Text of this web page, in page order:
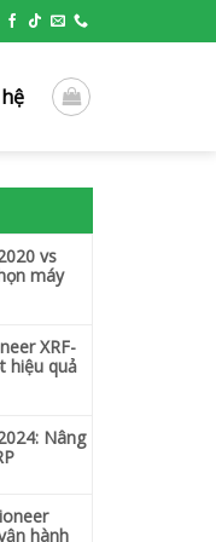
vs
máy
XRF-
hiệu quả
Nâng
hành